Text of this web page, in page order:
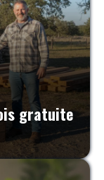
gratuite